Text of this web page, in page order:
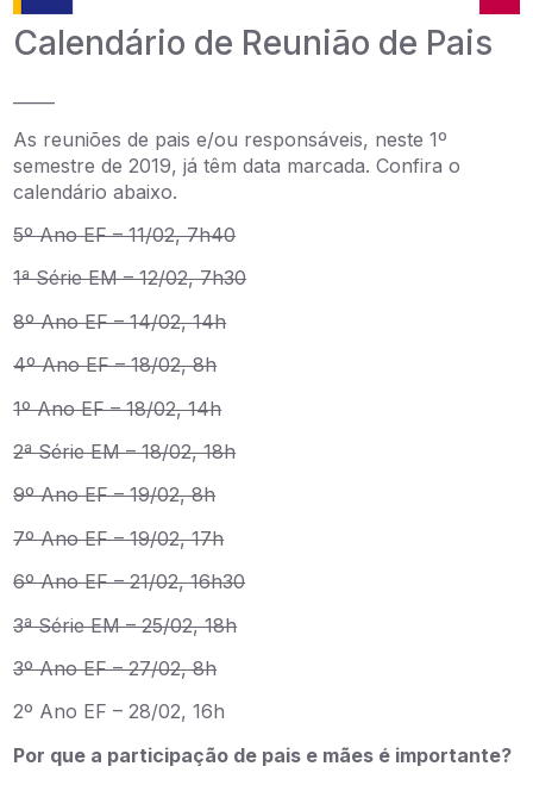
Calendário de Reunião de Pais
As reuniões de pais e/ou responsáveis, neste 1º
semestre de 2019, já têm data marcada. Confira o
calendário abaixo.
5º Ano EF – 11/02, 7h40
1ª Série EM – 12/02, 7h30
8º Ano EF – 14/02, 14h
4º Ano EF – 18/02, 8h
1º Ano EF – 18/02, 14h
2ª Série EM – 18/02, 18h
9º Ano EF – 19/02, 8h
7º Ano EF – 19/02, 17h
6º Ano EF – 21/02, 16h30
3ª Série EM – 25/02, 18h
3º Ano EF – 27/02, 8h
2º Ano EF – 28/02, 16h
Por que a participação de pais e mães é importante?